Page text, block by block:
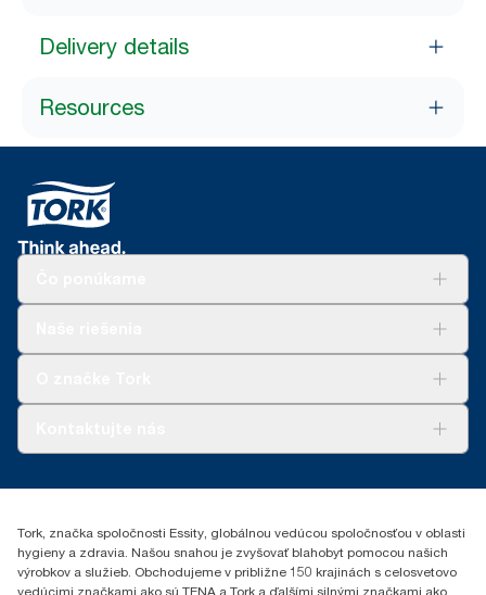
Delivery details
Resources
Essity Slovakia s.r.o.
049 12 Gemerská Hôrka
Tork, značka spoločnosti Essity, globálnou vedúcou spoločnosťou v oblasti
hygieny a zdravia. Našou snahou je zvyšovať blahobyt pomocou našich
výrobkov a služieb. Obchodujeme v približne 150 krajinách s celosvetovo
vedúcimi značkami ako sú TENA a Tork a ďalšími silnými značkami ako